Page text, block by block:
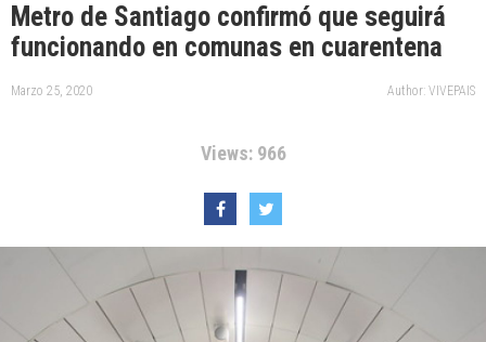
Metro de Santiago confirmó que seguirá
funcionando en comunas en cuarentena
Marzo 25, 2020 Author: VIVEPAIS
Views: 966